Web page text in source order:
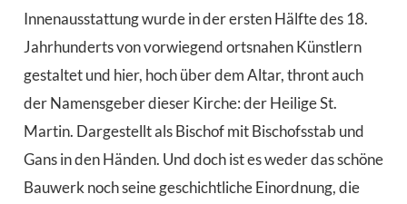
Innenausstattung wurde in der ersten Hälfte des 18.
Jahrhunderts von vorwiegend ortsnahen Künstlern
gestaltet und hier, hoch über dem Altar, thront auch
der Namensgeber dieser Kirche: der Heilige St.
Martin. Dargestellt als Bischof mit Bischofsstab und
Gans in den Händen. Und doch ist es weder das schöne
Bauwerk noch seine geschichtliche Einordnung, die